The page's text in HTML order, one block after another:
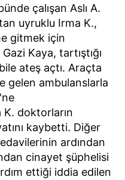
çalışan Aslı A.
uyruklu Irma K.,
gitmek için
Kaya, tartıştığı
ateş açtı. Araçta
gelen ambulanslarla
'ne
K. doktorların
kaybetti. Diğer
ardından
cinayet şüphelisi
ettiği iddia edilen